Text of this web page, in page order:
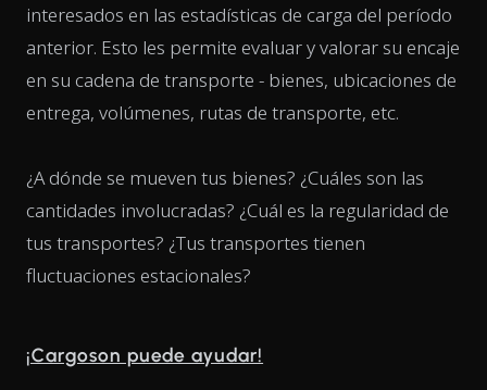
interesados en las estadísticas de carga del período
anterior. Esto les permite evaluar y valorar su encaje
en su cadena de transporte - bienes, ubicaciones de
entrega, volúmenes, rutas de transporte, etc.
¿A dónde se mueven tus bienes? ¿Cuáles son las
cantidades involucradas? ¿Cuál es la regularidad de
tus transportes? ¿Tus transportes tienen
fluctuaciones estacionales?
¡Cargoson puede ayudar!